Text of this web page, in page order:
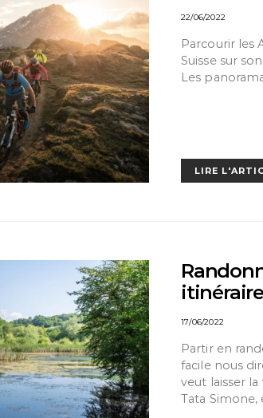
22/06/2022
Parcourir les
Suisse sur
Les
LIRE
17/06/2022
Partir en
facile nous
veut laisser
Tata Simone,